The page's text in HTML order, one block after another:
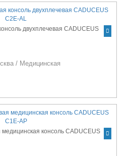
двухплечевая CADUCEUS
/ Медицинская
консоль CADUCEUS